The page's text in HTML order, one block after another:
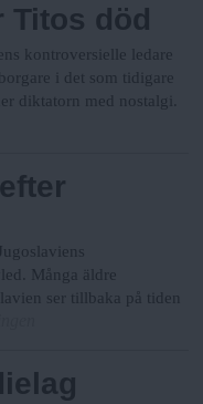
Titos död
kontroversielle ledare
i det som tidigare
diktatorn med nostalgi.
Många äldre
ser tillbaka på tiden